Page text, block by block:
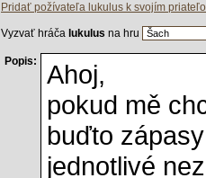
Pridať požívateľa lukulus k svojím
Vyzvať hráča lukulus na hru
Popis:
Ahoj,
pokud mě
buďto
jednotlivé